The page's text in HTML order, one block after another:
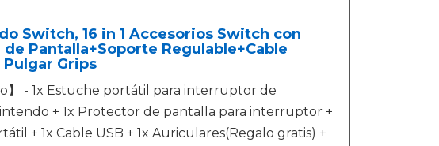
Switch, 16 in 1 Accesorios Switch con
Pantalla+Soporte Regulable+Cable
Grips
- 1x Estuche portátil para interruptor de
+ 1x Protector de pantalla para interruptor +
+ 1x Cable USB + 1x Auriculares(Regalo gratis) +